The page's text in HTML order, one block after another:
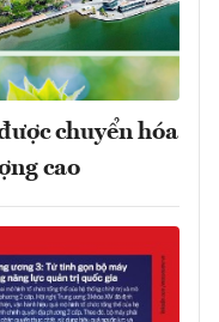
chuyển hóa
cao